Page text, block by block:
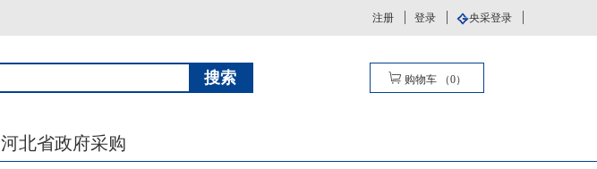
注册 登录 央采登录
购物车 （0）
河北省政府采购